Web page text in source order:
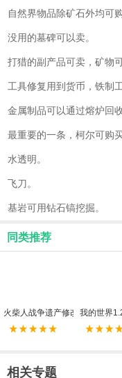
自然界物品除矿石外均可
没用的墓碑可以卖。
打猎的副产品可卖，矿物可
工具修复用到货币，铁制
金属制品可以通过熔炉回
最重要的一条，柯尔可购
水透明。
飞刀。
基岩可用钻石镐挖掘。
同类推荐
火柴人战争遗产修改器FF版
我的世界
相关专题